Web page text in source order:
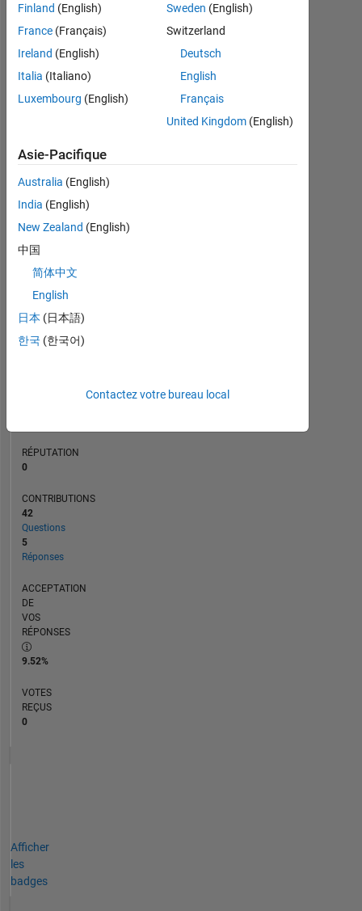
Tableau de bord
Statistiques
MATLAB Answers
CONTRIBUTIONS 2
3
6
09/18
07/19
05/20
03/21
01/22
11/22
09/23
07/24
05/25
03/26
09/19
09/20
09/21
09/22
09/24
09/25
RANG
RÉPUTATION
0
CONTRIBUTIONS
42
Questions
5
Réponses
ACCEPTATION
DE
VOS
RÉPONSES
9.52%
VOTES
REÇUS
0
Afficher
les
badges
Finland (English)
France (Français)
Ireland (English)
Italia (Italiano)
Luxembourg (English)
Sweden (English)
Switzerland
Deutsch
English
Français
United Kingdom(English)
Asie-Pacifique
Australia (English)
India (English)
New Zealand (English)
中国
简体中文
English
日本 (日本語)
한국 (한국어)
Contactez votre bureau local